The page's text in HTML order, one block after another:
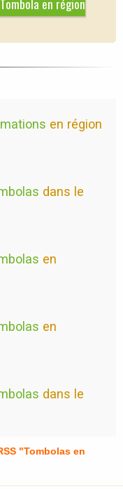
en région
en région
dans le
en
en
dans le
"Tombolas en